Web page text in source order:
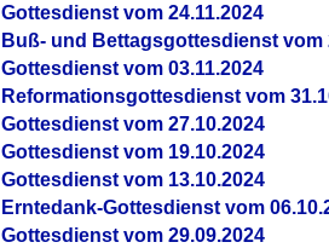
Gottesdienst vom 24.11.2024
Buß- und Bettagsgottesdienst vom
Gottesdienst vom 03.11.2024
Reformationsgottesdienst vom
Gottesdienst vom 27.10.2024
Gottesdienst vom 19.10.2024
Gottesdienst vom 13.10.2024
Erntedank-Gottesdienst vom
Gottesdienst vom 29.09.2024